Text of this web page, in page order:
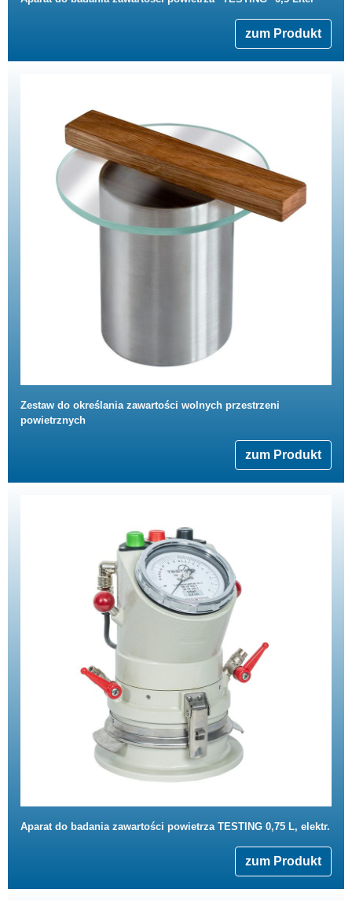
zum Produkt
Zestaw do określania zawartości wolnych przestrzeni
powietrznych
zum Produkt
Aparat do badania zawartości powietrza TESTING 0,75 L, elektr.
zum Produkt